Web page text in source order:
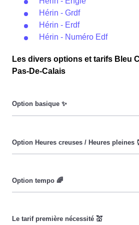
Hérin - Grdf
Hérin - Erdf
Hérin - Numéro Edf
Les divers options et tarifs Bleu
Pas-De-Calais
date, ni de l'heure, que ce soit en à
Hérin est réduit. ⚡
Hérinois à réduire leur